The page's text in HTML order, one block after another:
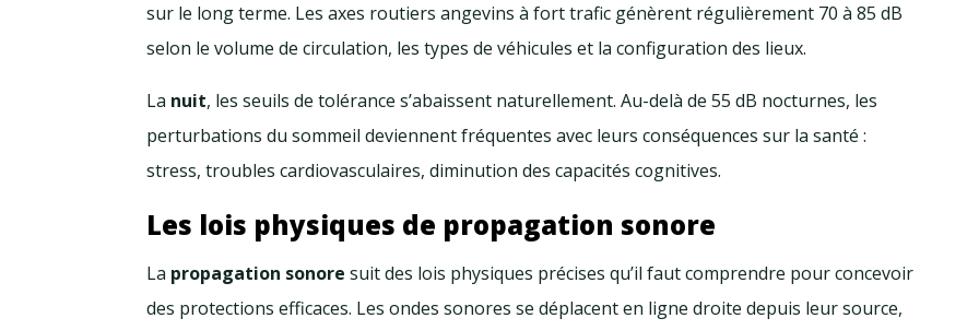
sur le long terme. Les axes routiers angevins à fort trafic génèrent régulièrement 70 à 85 dB
selon le volume de circulation, les types de véhicules et la configuration des lieux.
La nuit, les seuils de tolérance s’abaissent naturellement. Au-delà de 55 dB nocturnes, les
perturbations du sommeil deviennent fréquentes avec leurs conséquences sur la santé :
stress, troubles cardiovasculaires, diminution des capacités cognitives.
Les lois physiques de propagation sonore
La propagation sonore suit des lois physiques précises qu’il faut comprendre pour concevoir
des protections efficaces. Les ondes sonores se déplacent en ligne droite depuis leur source,